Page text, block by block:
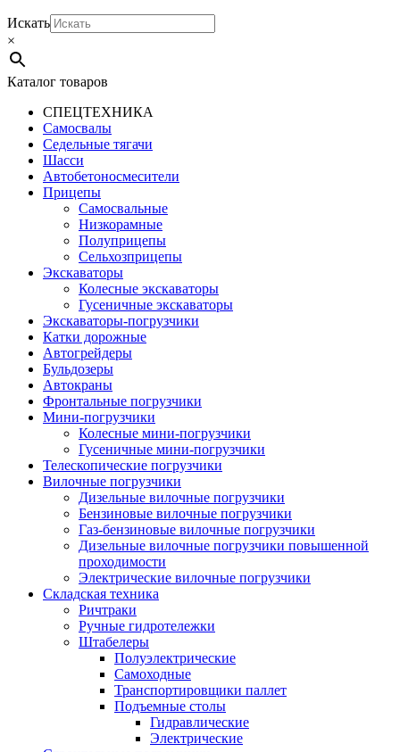
Искать
×
Каталог товаров
СПЕЦТЕХНИКА
Самосвалы
Седельные тягачи
Шасси
Автобетоно­смесители
Прицепы
Самосвальные
Низкорамные
Полуприцепы
Сельхозприцепы
Экскаваторы
Колесные экскаваторы
Гусеничные экскаваторы
Экскаваторы-погрузчики
Катки дорожные
Автогрейдеры
Бульдозеры
Автокраны
Фронтальные погрузчики
Мини-погрузчики
Колесные мини-погрузчики
Гусеничные мини-погрузчики
Телескопические погрузчики
Вилочные погрузчики
Дизельные вилочные погрузчики
Бензиновые вилочные погрузчики
Газ-бензиновые вилочные погрузчики
Дизельные вилочные погрузчики повышенной
проходимости
Электрические вилочные погрузчики
Складская техника
Ричтраки
Ручные гидротележки
Штабелеры
Полуэлектрические
Самоходные
Транспортировщики паллет
Подъемные столы
Гидравлические
Электрические